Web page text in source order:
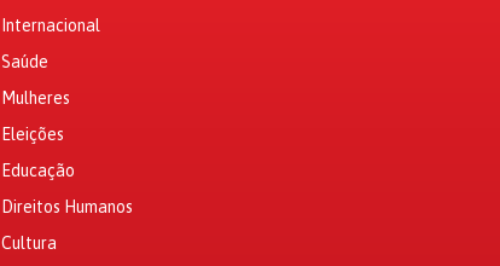
Internacional
Saúde
Mulheres
Eleições
Educação
Direitos Humanos
Cultura